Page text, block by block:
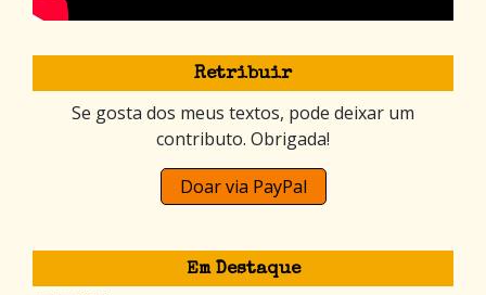
Retribuir
Se gosta dos meus textos, pode deixar um
contributo. Obrigada!
Doar via PayPal
Em Destaque